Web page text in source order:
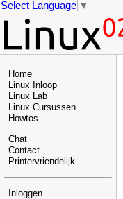
Select Language ▼
Home
Linux Inloop
Linux Lab
Linux Cursussen
Howtos
Chat
Contact
Printervriendelijk
Inloggen